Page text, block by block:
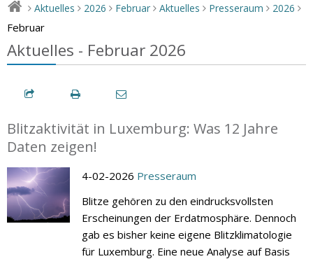
> Aktuelles > 2026 > Februar > Aktuelles > Presseraum > 2026 >
Februar
Aktuelles - Februar 2026
Blitzaktivität in Luxemburg: Was 12 Jahre
Daten zeigen!
4-02-2026 Presseraum
Blitze gehören zu den eindrucksvollsten
Erscheinungen der Erdatmosphäre. Dennoch
gab es bisher keine eigene Blitzklimatologie
für Luxemburg. Eine neue Analyse auf Basis